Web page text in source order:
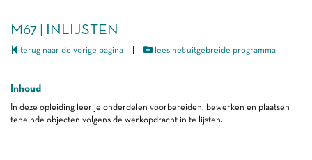
M67 | INLIJSTEN
terug naar de vorige pagina lees het uitgebreide programma
Inhoud
In deze opleiding leer je onderdelen voorbereiden, bewerken en plaatsen
teneinde objecten volgens de werkopdracht in te lijsten.